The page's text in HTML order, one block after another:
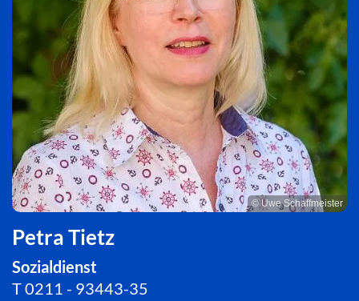
© Uwe Schaffmeister
Petra Tietz
Sozialdienst
T0211 - 93443-35